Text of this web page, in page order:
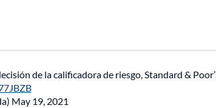
de la calificadora de riesgo, Standard &
May 19, 2021